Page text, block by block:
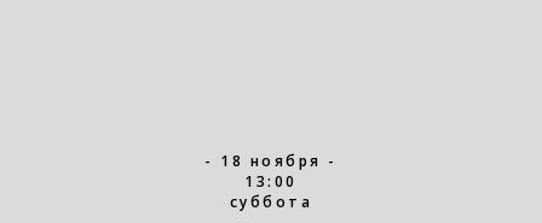
- 18 ноября -
13:00
суббота